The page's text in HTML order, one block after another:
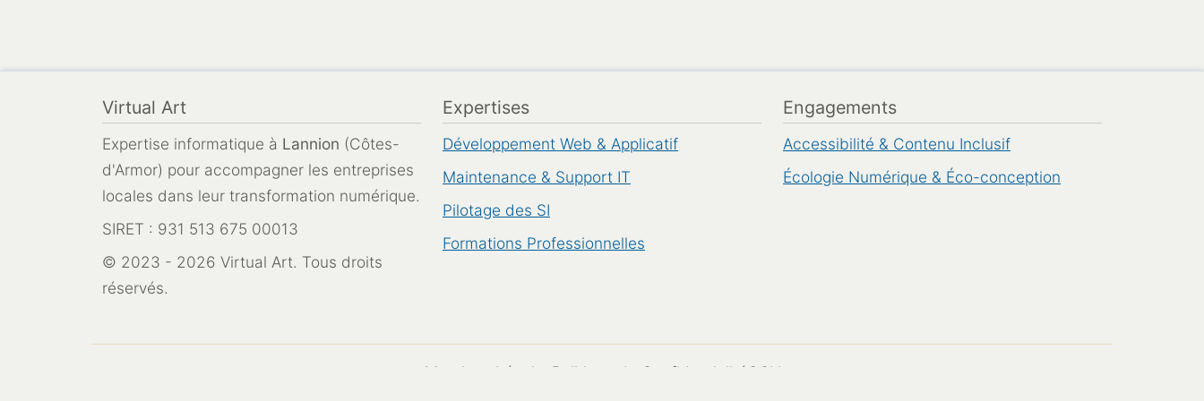
Virtual Art
Expertise informatique à Lannion (Côtes-
d'Armor) pour accompagner les entreprises
locales dans leur transformation numérique.
SIRET : 931 513 675 00013
© 2023 - 2026 Virtual Art. Tous droits
réservés.
Expertises
Développement Web & Applicatif
Maintenance & Support IT
Pilotage des SI
Formations Professionnelles
Engagements
Accessibilité & Contenu Inclusif
Écologie Numérique & Éco-conception
Mentions Légales Politique de Confidentialité CGV